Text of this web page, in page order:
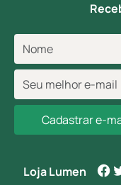
Cadastrar e-
Loja Lumen